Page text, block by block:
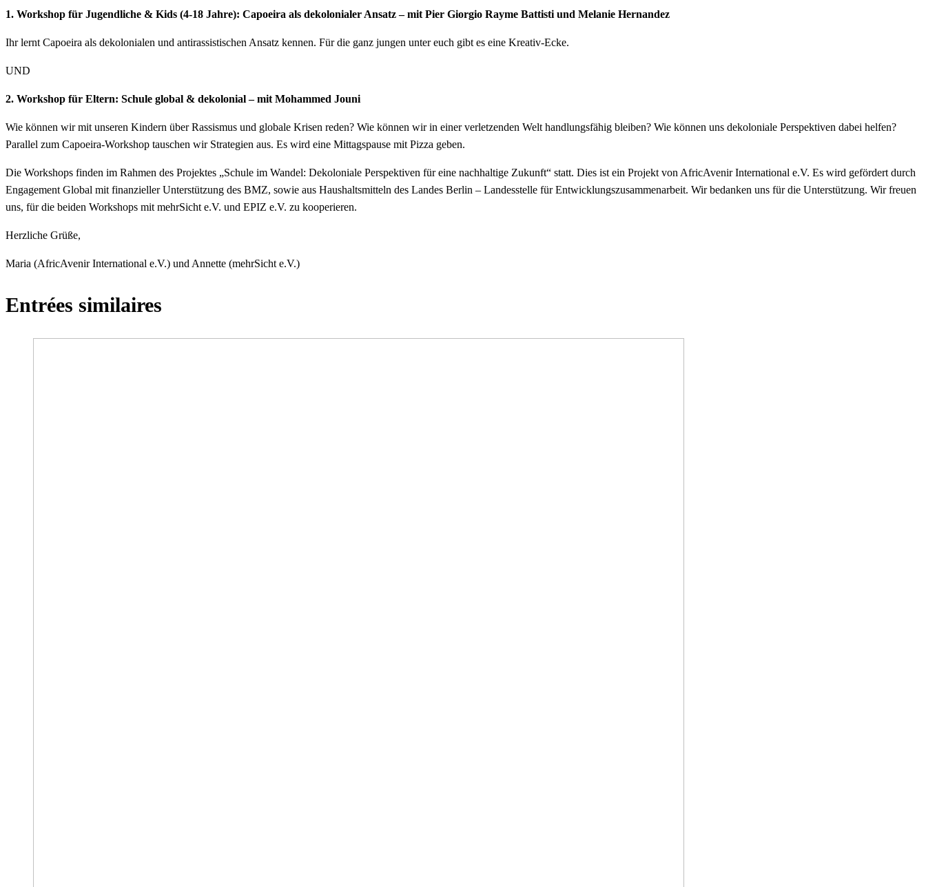
1. Workshop für Jugendliche & Kids (4-18 Jahre): Capoeira als dekolonialer Ansatz – mit Pier Giorgio Rayme Battisti und Melanie Hernandez
Ihr lernt Capoeira als dekolonialen und antirassistischen Ansatz kennen. Für die ganz jungen unter euch gibt es eine Kreativ-Ecke.
UND
2. Workshop für Eltern: Schule global & dekolonial – mit Mohammed Jouni
Wie können wir mit unseren Kindern über Rassismus und globale Krisen reden? Wie können wir in einer verletzenden Welt handlungsfähig bleiben? Wie können uns dekoloniale Perspektiven dabei helfen?
Parallel zum Capoeira-Workshop tauschen wir Strategien aus. Es wird eine Mittagspause mit Pizza geben.
Die Workshops finden im Rahmen des Projektes „Schule im Wandel: Dekoloniale Perspektiven für eine nachhaltige Zukunft“ statt. Dies ist ein Projekt von AfricAvenir International e.V. Es wird gefördert durch
Engagement Global mit finanzieller Unterstützung des BMZ, sowie aus Haushaltsmitteln des Landes Berlin – Landesstelle für Entwicklungszusammenarbeit. Wir bedanken uns für die Unterstützung. Wir freuen
uns, für die beiden Workshops mit mehrSicht e.V. und EPIZ e.V. zu kooperieren.
Herzliche Grüße,
Maria (AfricAvenir International e.V.) und Annette (mehrSicht e.V.)
Entrées similaires